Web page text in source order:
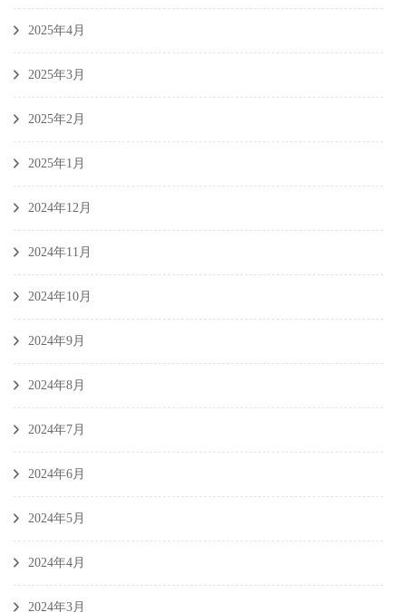
2025年4月
2025年3月
2025年2月
2025年1月
2024年12月
2024年11月
2024年10月
2024年9月
2024年8月
2024年7月
2024年6月
2024年5月
2024年4月
2024年3月